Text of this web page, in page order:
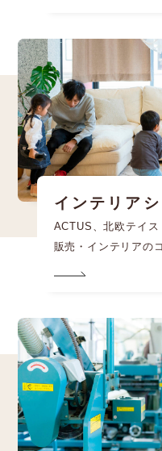
インテリア
ACTUS、北欧テイ
販売・インテリアの